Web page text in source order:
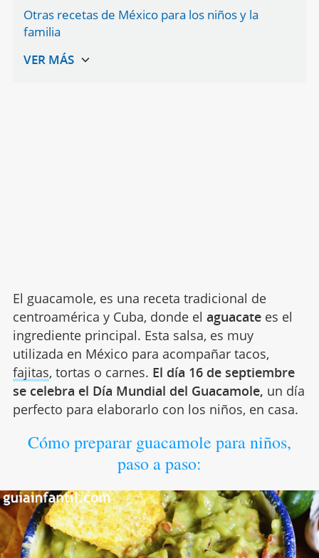
Otras recetas de México para los niños y la
familia
El guacamole, es una receta tradicional de
centroamérica y Cuba, donde el aguacatees el
ingrediente principal. Esta salsa, es muy
utilizada en México para acompañar tacos,
fajitas, tortas o carnes. El día 16 de septiembre
se celebra el Día Mundial del Guacamole, un día
perfecto para elaborarlo con los niños, en casa.
Cómo preparar guacamole para niños,
paso a paso: